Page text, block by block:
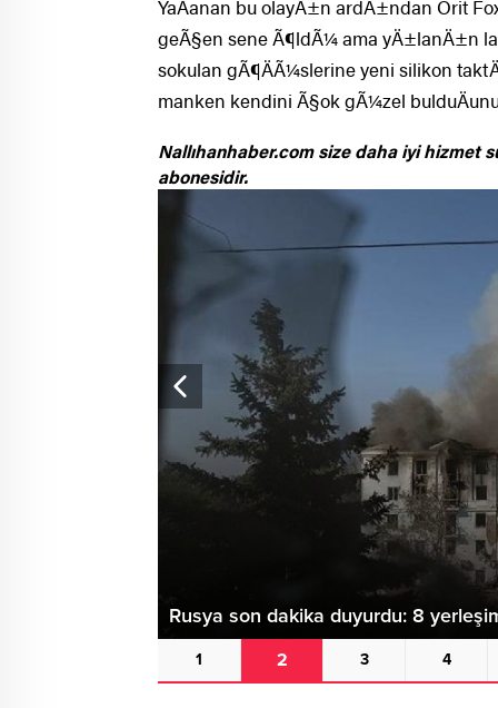
YaÅanan bu olayÄ±n ardÄ±ndan Orit
geÃ§en sene Ã¶ldÃ¼ ama yÄ±lanÄ±n
sokulan gÃ¶ÄÃ¼slerine yeni silikon
manken kendini Ã§ok gÃ¼zel
Nallıhanhaber.com size daha iyi hizmet
abonesidir.